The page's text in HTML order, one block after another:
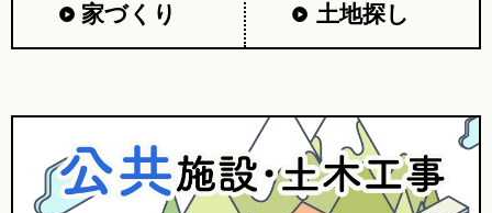
家づくり 土地探し